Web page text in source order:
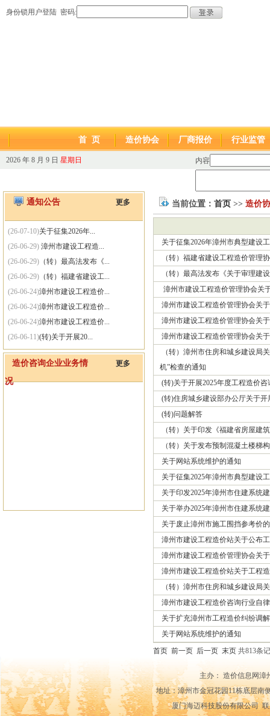
身份锁用户登陆 密码:
首 页 造价协会 厂商报价 行业监管
2026 年 8 月 9 日 星期日 内容
通知公告 更多
(26-07-10)关于征集2026年...
(26-06-29) 漳州市建设工程造...
(26-06-29) （转）最高法发布《...
(26-06-29) （转）福建省建设工...
(26-06-24)漳州市建设工程造价...
(26-06-24)漳州市建设工程造价...
(26-06-24)漳州市建设工程造价...
(26-06-11)(转)关于开展20...
(26-06-11)（转）漳州市住房和...
(26-06-01)(转)住房城乡建设...
(25-09-30)关于网站系统维护的通知
造价咨询企业业务情
况
更多
当前位置： 首页 >> 造价
关于征集2026年漳州市典型建设
（转）福建省建设工程造价管理
（转）最高法发布《关于审理建
漳州市建设工程造价管理协会关
漳州市建设工程造价管理协会关
漳州市建设工程造价管理协会关
漳州市建设工程造价管理协会关
（转）漳州市住房和城乡建设局
机”检查的通知
(转)关于开展2025年度工程造价
(转)住房城乡建设部办公厅关于
(转)问题解答
（转）关于印发《福建省房屋建
（转）关于发布预制混凝土楼梯
关于网站系统维护的通知
关于征集2025年漳州市典型建设
关于印发2025年漳州市住建系统
关于举办2025年漳州市住建系统
关于废止漳州市施工围挡参考价
漳州市建设工程造价站关于公布
漳州市建设工程造价管理协会关
漳州市建设工程造价站关于工程
（转）漳州市住房和城乡建设局
漳州市建设工程造价咨询行业自
关于扩充漳州市工程造价纠纷调
关于网站系统维护的通知
首页 前一页 后一页 末页 共813条
主办： 造价信息网
地址：漳州市金冠花园11栋底层南
厦门海迈科技股份有限公司 联